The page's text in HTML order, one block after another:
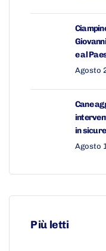
e al
Agosto
Cane
in
Agosto
Più letti